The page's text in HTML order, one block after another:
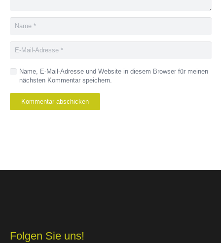
Name, E-Mail-Adresse und Website in diesem Browser für meinen
nächsten Kommentar speichern.
Kommentar abschicken
Folgen Sie uns!